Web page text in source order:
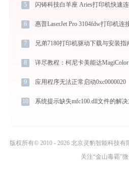
5 闪铸科技白羊座 Aries打印机快速
6
7 兄弟7180打印机驱动下载与安装
8
9 应用程序无法正常启动0xc0000020
10 系统提示缺失mfc100.dll文件的解
版权所有© 2010 - 2026 北京灵豹智能科技有
关注“金山毒霸”